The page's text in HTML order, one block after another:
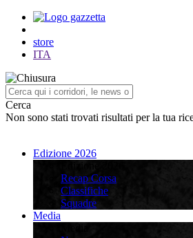
store
ITA
Cerca
Non sono stati trovati risultati per la tua
Edizione 2026
Recap Corsa
Classifiche
Squadre
Media